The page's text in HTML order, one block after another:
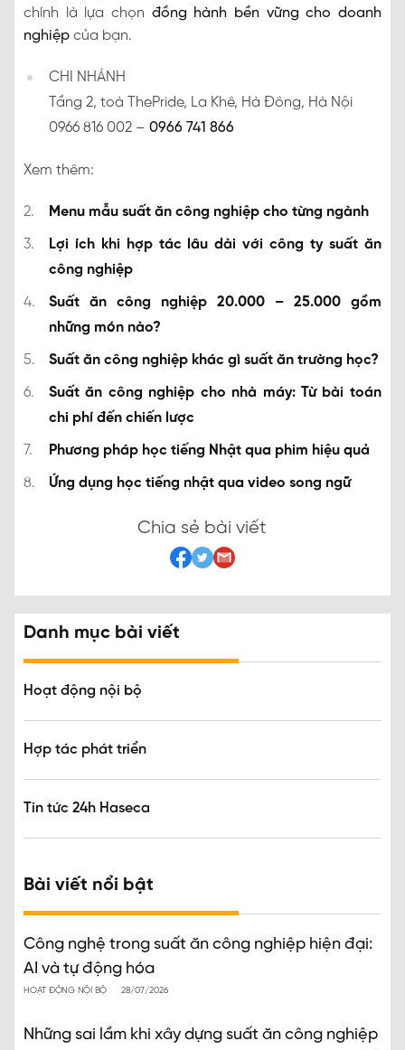
chính là lựa chọn đồng hành bền vững cho doanh
nghiệp của bạn.
CHI NHÁNH
Tầng 2, toà ThePride, La Khê, Hà Đông, Hà Nội
0966 816 002 – 0966 741 866
Xem thêm:
Menu mẫu suất ăn công nghiệp cho từng ngành
Lợi ích khi hợp tác lâu dài với công ty suất ăn
công nghiệp
Suất ăn công nghiệp 20.000 – 25.000 gồm
những món nào?
Suất ăn công nghiệp khác gì suất ăn trường học?
Suất ăn công nghiệp cho nhà máy: Từ bài toán
chi phí đến chiến lược
Phương pháp học tiếng Nhật qua phim hiệu quả
Ứng dụng học tiếng nhật qua video song ngữ
Chia sẻ bài viết
Danh mục bài viết
Hoạt động nội bộ
Hợp tác phát triển
Tin tức 24h Haseca
Bài viết nổi bật
Công nghệ trong suất ăn công nghiệp hiện đại:
AI và tự động hóa
HOẠT ĐỘNG NỘI BỘ 28/07/2026
Những sai lầm khi xây dựng suất ăn công nghiệp